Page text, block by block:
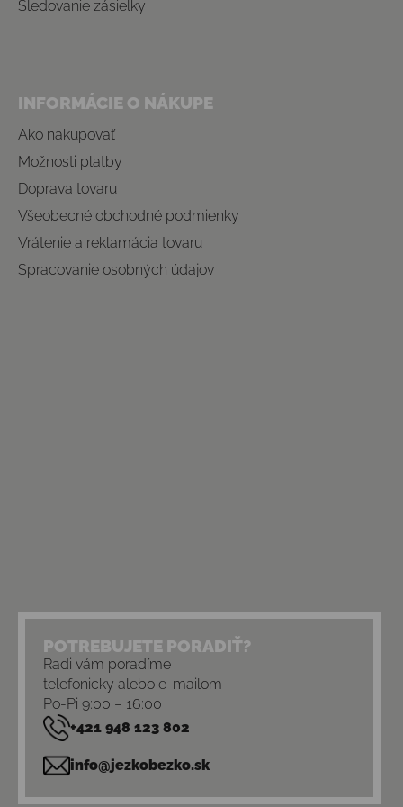
Sledovanie zásielky
INFORMÁCIE O NÁKUPE
Ako nakupovať
Možnosti platby
Doprava tovaru
Všeobecné obchodné podmienky
Vrátenie a reklamácia tovaru
Spracovanie osobných údajov
POTREBUJETE PORADIŤ?
Radi vám poradíme
telefonicky alebo e-mailom
Po-Pi 9:00 – 16:00
+421 948 123 802
info@jezkobezko.sk